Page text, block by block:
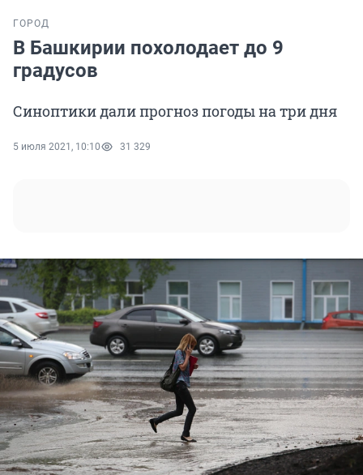
ГОРОД
В Башкирии похолодает до 9
градусов
Синоптики дали прогноз погоды на три дня
5 июля 2021, 10:10 31 329